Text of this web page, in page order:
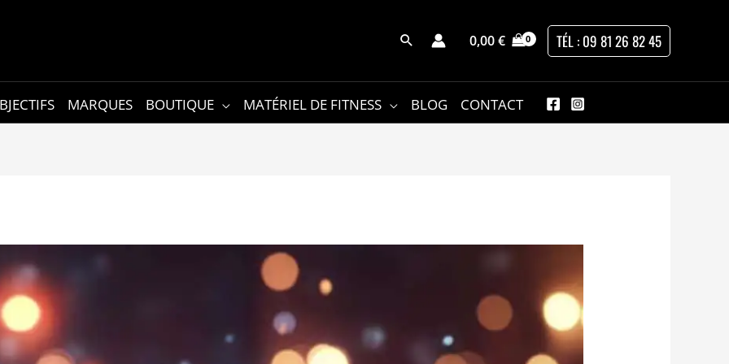
0,00€ TÉL : 09 81 26 82 45
MARQUES BOUTIQUE MATÉRIEL DE FITNESS BLOG CONTACT